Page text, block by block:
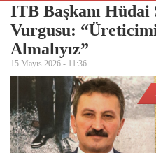
ITB Başkanı Hüdai
Vurgusu:
Almalıyız”
15 Mayıs 2026 - 11:36